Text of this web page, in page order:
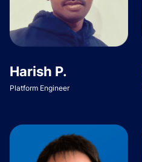
Harish P.
Platform Engineer